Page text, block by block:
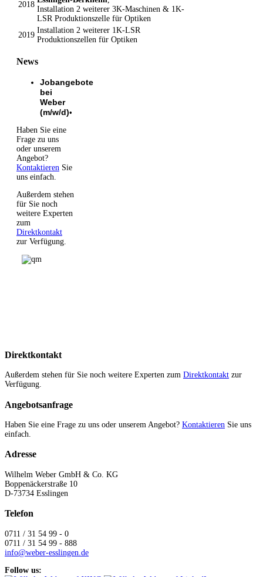
2018
Installation 2 weiterer 3K-Maschinen & 1K-
LSR Produktionszelle für Optiken
2019
Installation 2 weiterer 1K-LSR
Produktionszellen für Optiken
News
Jobangebote
bei
Weber
(m/w/d)•
Haben Sie eine
Frage zu uns
oder unserem
Angebot?
Kontaktieren Sie
uns einfach.
Außerdem stehen
für Sie noch
weitere Experten
zum
Direktkontakt
zur Verfügung.
Direktkontakt
Außerdem stehen für Sie noch weitere Experten zum Direktkontakt zur
Verfügung.
Angebotsanfrage
Haben Sie eine Frage zu uns oder unserem Angebot? Kontaktieren Sie uns
einfach.
Adresse
Wilhelm Weber GmbH & Co. KG
Boppenäckerstraße 10
D-73734 Esslingen
Telefon
0711 / 31 54 99 - 0
0711 / 31 54 99 - 888
info@weber-esslingen.de
Follow us: